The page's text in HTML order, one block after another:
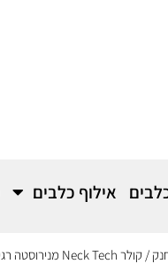
אילוף כלבים
/ קולר Neck Tech מנירוסטה רגילה עם אבזם 50 ס"מ